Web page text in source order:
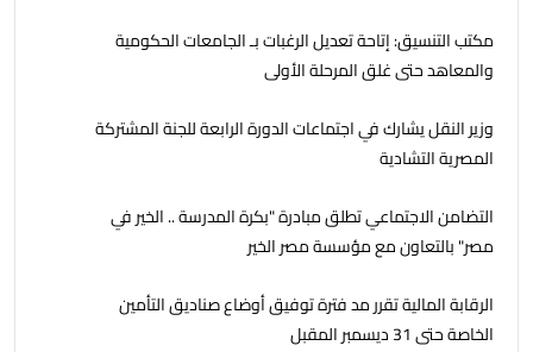
مكتب التنسيق: إتاحة تعديل الرغبات بـ الجامعات الحكومية
والمعاهد حتى غلق المرحلة الأولى
وزير النقل يشارك في اجتماعات الدورة الرابعة للجنة المشتركة
المصرية التشادية
التضامن الاجتماعي تطلق مبادرة "بكرة المدرسة .. الخير في
مصر" بالتعاون مع مؤسسة مصر الخير
الرقابة المالية تقرر مد فترة توفيق أوضاع صناديق التأمين
الخاصة حتى 31 ديسمبر المقبل